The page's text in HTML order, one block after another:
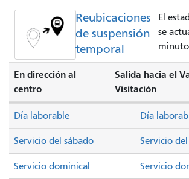
Reubicaciones
de suspensión
temporal
El
se
En dirección al
centro
Salida hacia el
Visitación
Servicio del sábado Servicio
Servicio dominical Servicio
Día laborable Día